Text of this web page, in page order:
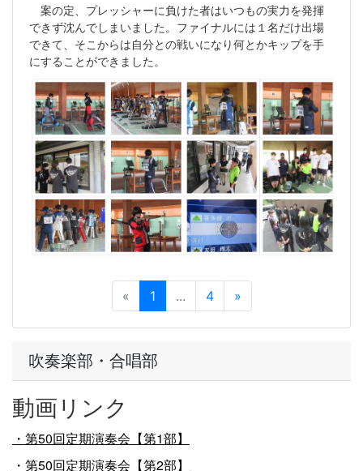
吹奏楽部・合唱部
動画リンク
・第50回定期演奏会【第1部】
・第50回定期演奏会【第2部】
案の定、プレッシャーに負けた者はいつもの実力を発揮
できず沈んでしまいました。ファイナルには１名だけ出場
できて、そこからは自分との戦いになり何とかキップを手
にすることができました。
« 1 ... 4 »